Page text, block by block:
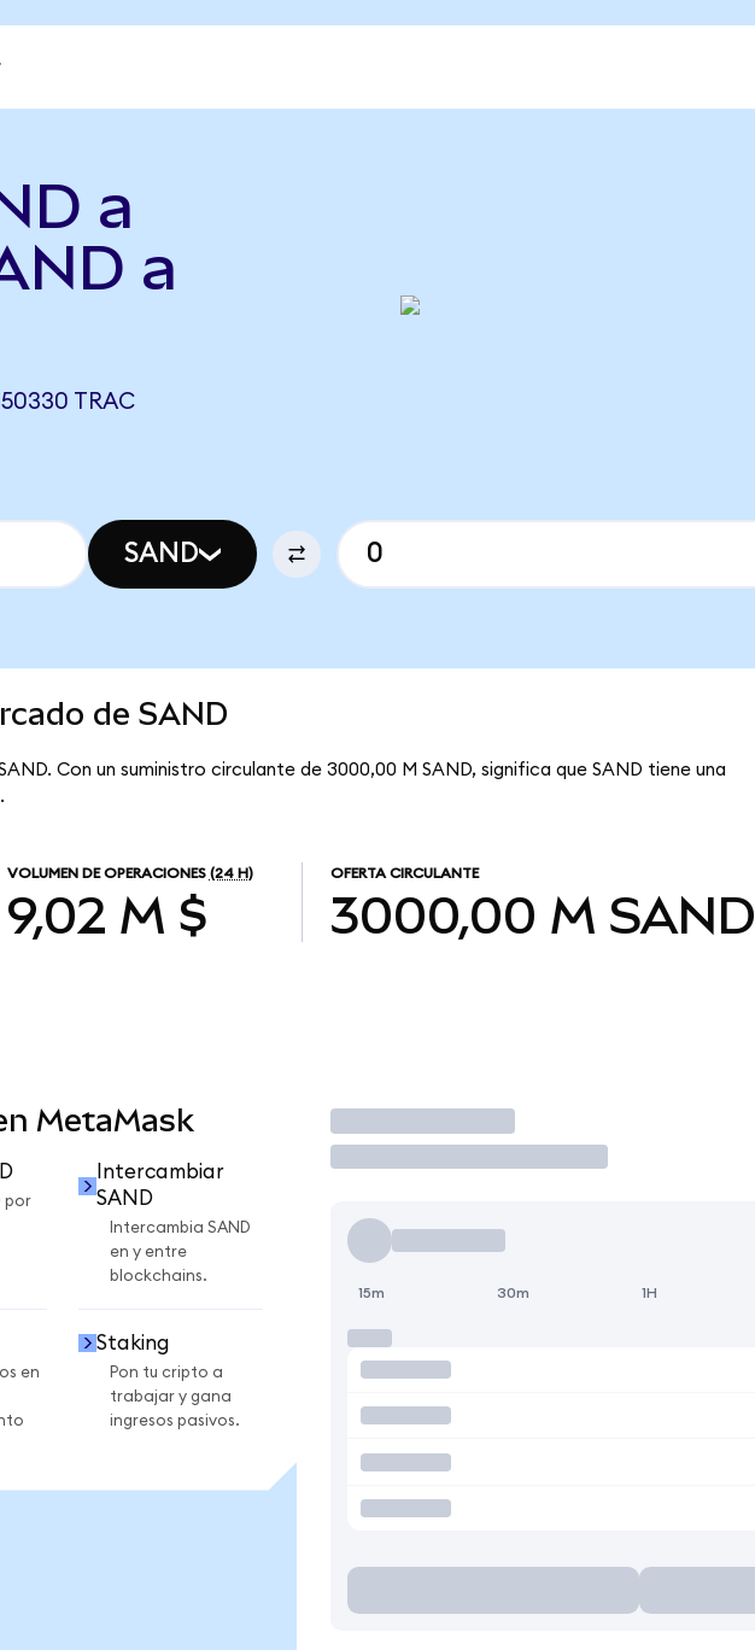
a
a
TRAC
SAND
de SAND
Con un suministro circulante de 3000,00 M SAND, significa que SAND tiene una
VOLUMEN DE OPERACIONES (24 H)
9,02 M $
OFERTA CIRCULANTE
3000,00 M SAND
MetaMask
por
Intercambiar
SAND
Intercambia SAND
en y entre
blockchains.
en
Staking
Pon tu cripto a
trabajar y gana
ingresos pasivos.
Operar
15m 30m 1H